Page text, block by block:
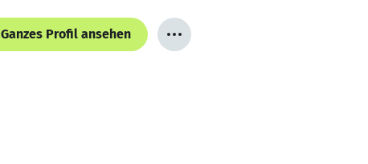
Ganzes Profil ansehen